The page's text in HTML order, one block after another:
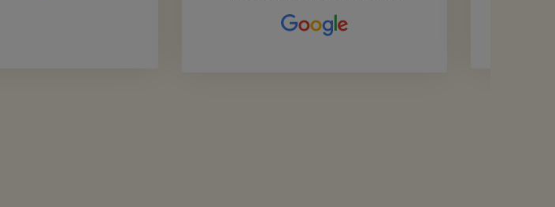
do wystroju wnętrza... Się znajdzie
na bank 🙂